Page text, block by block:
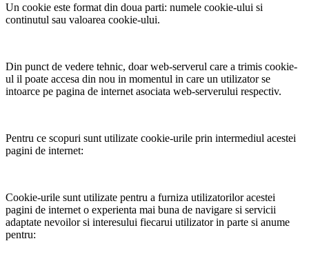
Un cookie este format din doua parti: numele cookie-ului si
continutul sau valoarea cookie-ului.
Din punct de vedere tehnic, doar web-serverul care a trimis cookie-
ul il poate accesa din nou in momentul in care un utilizator se
intoarce pe pagina de internet asociata web-serverului respectiv.
Pentru ce scopuri sunt utilizate cookie-urile prin intermediul acestei
pagini de internet:
Cookie-urile sunt utilizate pentru a furniza utilizatorilor acestei
pagini de internet o experienta mai buna de navigare si servicii
adaptate nevoilor si interesului fiecarui utilizator in parte si anume
pentru: